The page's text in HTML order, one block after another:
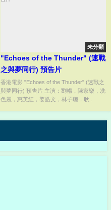
未分類
"Echoes of the Thunder" (速戰
之與夢同行) 預告片
香港電影 "Echoes of the Thunder" (速戰之
與夢同行) 預告片 主演：劉暢，陳家樂，冼
色麗，惠英紅，姜皓文，林子聰，耿...